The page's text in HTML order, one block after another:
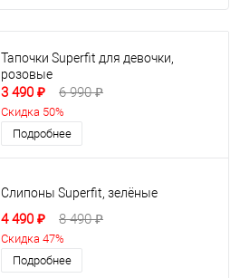
Тапочки Superfit для девочки,
розовые
3 490 ₽ 6 990 ₽
Скидка 50%
Подробнее
Слипоны Superfit, зелёные
4 490 ₽ 8 490 ₽
Скидка 47%
Подробнее